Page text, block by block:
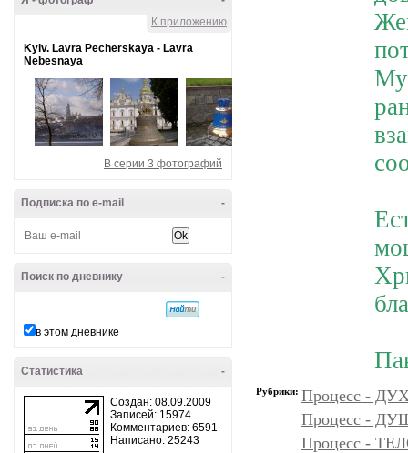
К приложению
Kyiv. Lavra Pecherskaya - Lavra
Nebesnaya
В серии 3 фотографий
-
Подписка по e-mail
-
Поиск по дневнику
в этом дневнике
-
Статистика
Создан: 08.09.2009
Записей: 15974
Комментариев: 6591
Написано: 25243
Рубрики: Процесс -
Процесс -
Процесс -